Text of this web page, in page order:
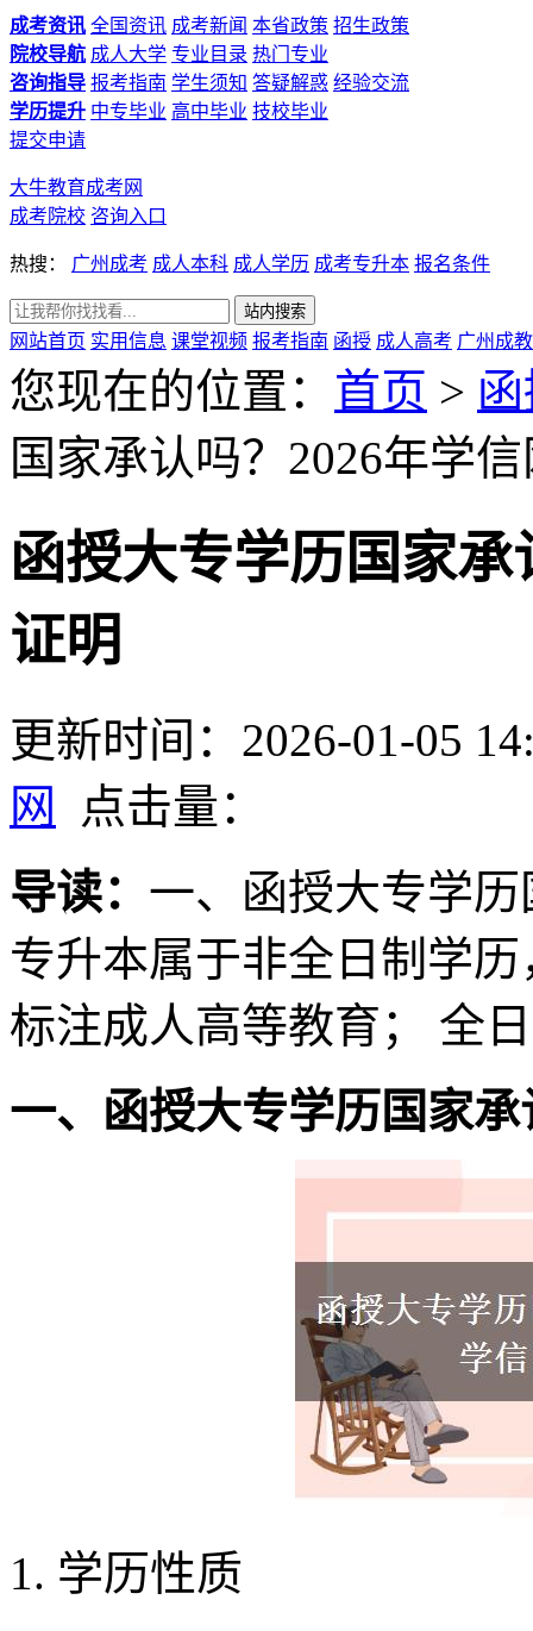
成考资讯 全国资讯 成考新闻 本省政策 招生政策
院校导航 成人大学 专业目录 热门专业
咨询指导 报考指南 学生须知 答疑解惑 经验交流
学历提升 中专毕业 高中毕业 技校毕业
提交申请
大牛教育成考网
成考院校 咨询入口
热搜： 广州成考 成人本科 成人学历 成考专升本 报名条件
网站首页 实用信息 课堂视频 报考指南 函授 成人高考 广州成教
您现在的位置： 首页 >
国家承认吗？2026年学
函授大专学历国家
证明
更新时间：2026-01-05
网
点击量：
导读： 一、函授大专学
专升本属于非全日制学
标注成人高等教育； 全
一、函授大专学历国家承
1. 学历性质